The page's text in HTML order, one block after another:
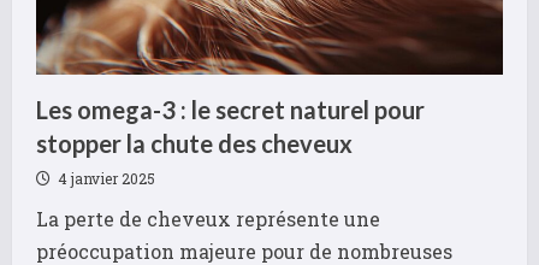
Les omega-3 : le secret naturel pour
stopper la chute des cheveux
4 janvier 2025
La perte de cheveux représente une
préoccupation majeure pour de nombreuses